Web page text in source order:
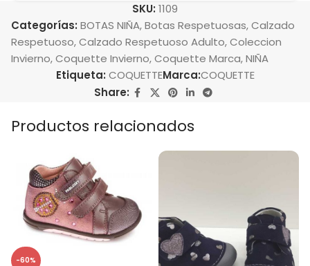
SKU: 1109
Categorías: BOTAS NIÑA,Botas Respetuosas,Calzado
Respetuoso,Calzado Respetuoso Adulto,Coleccion
Invierno,Coquette Invierno,Coquette Marca,NIÑA
Etiqueta: COQUETTEMarca:COQUETTE
Share:
Productos relacionados
-60%